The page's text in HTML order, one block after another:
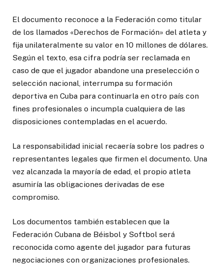
El documento reconoce a la Federación como titular
de los llamados «Derechos de Formación» del atleta y
fija unilateralmente su valor en 10 millones de dólares.
Según el texto, esa cifra podría ser reclamada en
caso de que el jugador abandone una preselección o
selección nacional, interrumpa su formación
deportiva en Cuba para continuarla en otro país con
fines profesionales o incumpla cualquiera de las
disposiciones contempladas en el acuerdo.
La responsabilidad inicial recaería sobre los padres o
representantes legales que firmen el documento. Una
vez alcanzada la mayoría de edad, el propio atleta
asumiría las obligaciones derivadas de ese
compromiso.
Los documentos también establecen que la
Federación Cubana de Béisbol y Softbol será
reconocida como agente del jugador para futuras
negociaciones con organizaciones profesionales.